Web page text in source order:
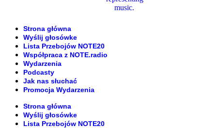
Strona główna
Wyślij głosówke
Lista Przebojów NOTE20
Współpraca z NOTE.radio
Wydarzenia
Podcasty
Jak nas słuchać
Promocja Wydarzenia
Strona główna
Wyślij głosówke
Lista Przebojów NOTE20